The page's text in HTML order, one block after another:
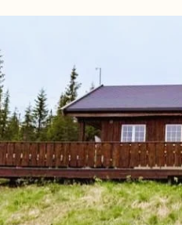
Bjørkebu, vår nye